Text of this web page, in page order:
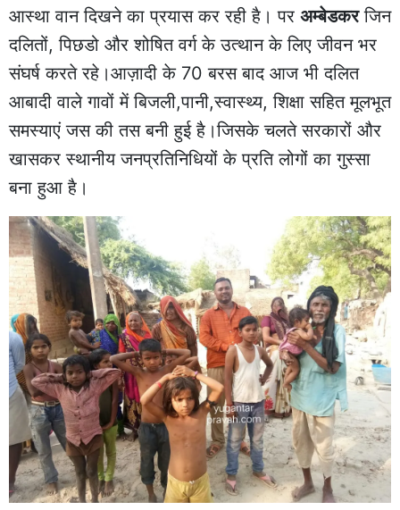
आस्था वान दिखने का प्रयास कर रही है। पर अम्बेडकरजिन
दलितों, पिछडो और शोषित वर्ग के उत्थान के लिए जीवन भर
संघर्ष करते रहे।आज़ादी के 70 बरस बाद आज भी दलित
आबादी वाले गावों में बिजली,पानी,स्वास्थ्य, शिक्षा सहित मूलभूत
समस्याएं जस की तस बनी हुई है।जिसके चलते सरकारों और
खासकर स्थानीय जनप्रतिनिधियों के प्रति लोगों का गुस्सा
बना हुआ है।